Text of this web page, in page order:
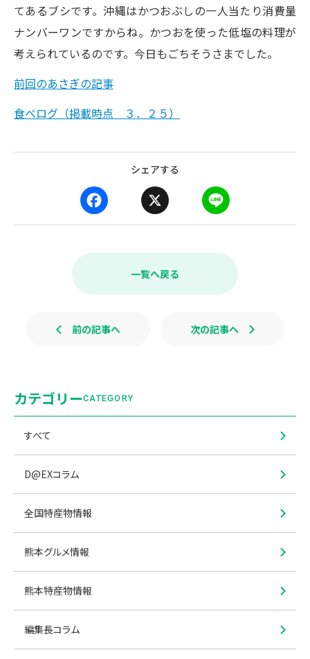
てあるブシです。沖縄はかつおぶしの一人当たり消費量
ナンバーワンですからね。かつおを使った低塩の料理が
考えられているのです。今日もごちそうさまでした。
前回のあさぎの記事
食べログ（掲載時点 ３．２５）
シェアする
a
e
k
i
e
一覧へ戻る
前の記事へ 次の記事へ
カテゴリーCATEGORY
すべて
D@EXコラム
全国特産物情報
熊本グルメ情報
熊本特産物情報
編集長コラム